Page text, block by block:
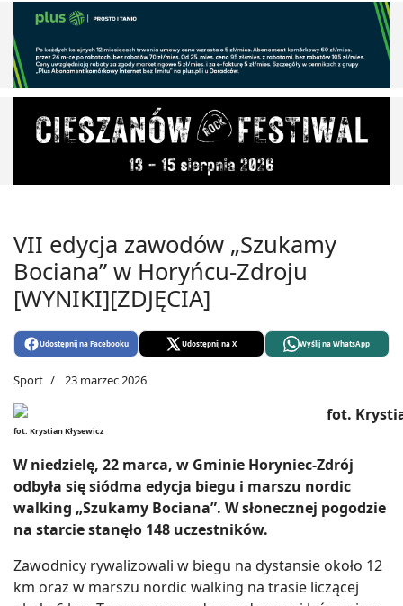
VII edycja zawodów „Szukamy
Bociana” w Horyńcu-Zdroju
[WYNIKI][ZDJĘCIA]
Udostępnij na Facebooku Udostępnij na X Wyślij na WhatsApp
Sport 23 marzec 2026
fot. Krystian Kłysewicz
W niedzielę, 22 marca, w Gminie Horyniec-Zdrój
odbyła się siódma edycja biegu i marszu nordic
walking „Szukamy Bociana”. W słonecznej pogodzie
na starcie stanęło 148 uczestników.
Zawodnicy rywalizowali w biegu na dystansie około 12
km oraz w marszu nordic walking na trasie liczącej